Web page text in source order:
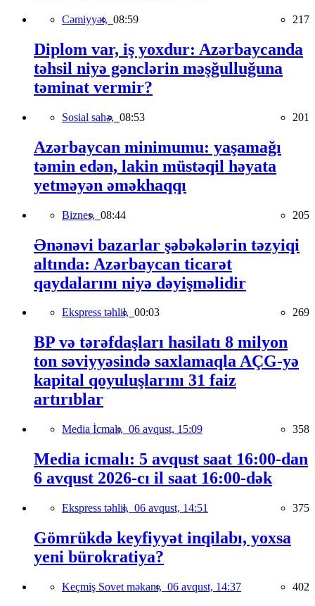
Cəmiyyət, 08:59 217
Diplom var, iş yoxdur: Azərbaycanda
təhsil niyə gənclərin məşğulluğuna
təminat vermir?
Sosial sahə, 08:53 201
Azərbaycan minimumu: yaşamağı
təmin edən, lakin müstəqil həyata
yetməyən əməkhaqqı
Biznes, 08:44 205
Ənənəvi bazarlar şəbəkələrin təzyiqi
altında: Azərbaycan ticarət
qaydalarını niyə dəyişməlidir
Ekspress təhlil, 00:03 269
BP və tərəfdaşları hasilatı 8 milyon
ton səviyyəsində saxlamaqla AÇG-yə
kapital qoyuluşlarını 31 faiz
artırıblar
Media İcmalı, 06 avqust, 15:09 358
Media icmalı: 5 avqust saat 16:00-dan
6 avqust 2026-cı il saat 16:00-dək
Ekspress təhlil, 06 avqust, 14:51 375
Gömrükdə keyfiyyət inqilabı, yoxsa
yeni bürokratiya?
Keçmiş Sovet məkanı, 06 avqust, 14:37 402